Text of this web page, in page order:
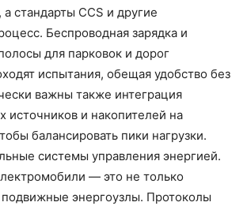
а стандарты CCS и другие
Беспроводная зарядка и
для парковок и дорог
испытания, обещая удобство без
важны также интеграция
источников и накопителей на
балансировать пики нагрузки.
системы управления энергией.
— это не только
подвижные энергоузлы. Протоколы